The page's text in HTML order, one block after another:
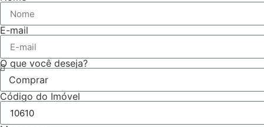
E-mail
O que você deseja?
Código do Imóvel